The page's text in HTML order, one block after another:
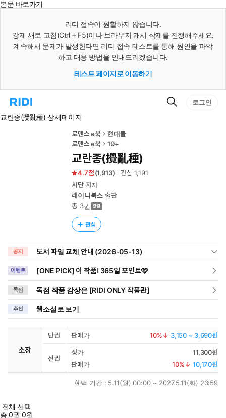
본문 바로가기
리디 접속이 원활하지 않습니다.
강제 새로 고침(Ctrl + F5)이나 브라우저 캐시 삭제를 진행해주세요.
계속해서 문제가 발생한다면 리디 접속 테스트를 통해 원인을 파악
하고 대응 방법을 안내드리겠습니다.
테스트 페이지로 이동하기
리
홈
검
로그인
교란종(攪亂種) 상세페이지
로맨스 e북
현대물
로맨스 e북
19+
교란종(攪亂種)
4.7 (1,913) 관심1,191
서단저자
래이니북스 출판
총 3권
관심
공지 도서 파일 교체 안내 (2026-05-13)
이벤트 [ONE PICK] 이 작품! 365일 포인트🩷
독점 독점 작품 감상은 [RIDI ONLY 작품관]
추천 웹소설로 보기
소장
단권 판매가 10%↓ 3,150 ~ 3,690원
전권
정가
11,300원
판매가
10%↓ 10,170원
혜택 기간 : 5.11(월) 00:00 ~ 2027.5.11(화) 23:59
전체 선택
총0권 0원